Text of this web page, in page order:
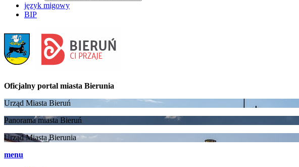
język migowy
BIP
Oficjalny portal miasta Bierunia
Urząd Miasta Bieruń
Panorama miasta Bieruń
Urząd Miasta Bierunia
menu